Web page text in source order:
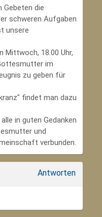
Gebeten die
schweren Aufgaben
unsere
Mittwoch, 18.00 Uhr,
im
zu geben für
findet man dazu
in guten Gedanken
und
verbunden.
Antworten